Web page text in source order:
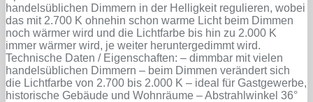
handelsüblichen Dimmern in der Helligkeit regulieren, wobei
das mit 2.700 K ohnehin schon warme Licht beim Dimmen
noch wärmer wird und die Lichtfarbe bis hin zu 2.000 K
immer wärmer wird, je weiter heruntergedimmt wird.
Technische Daten / Eigenschaften: – dimmbar mit vielen
handelsüblichen Dimmern – beim Dimmen verändert sich
die Lichtfarbe von 2.700 bis 2.000 K – ideal für Gastgewerbe,
historische Gebäude und Wohnräume – Abstrahlwinkel 36°